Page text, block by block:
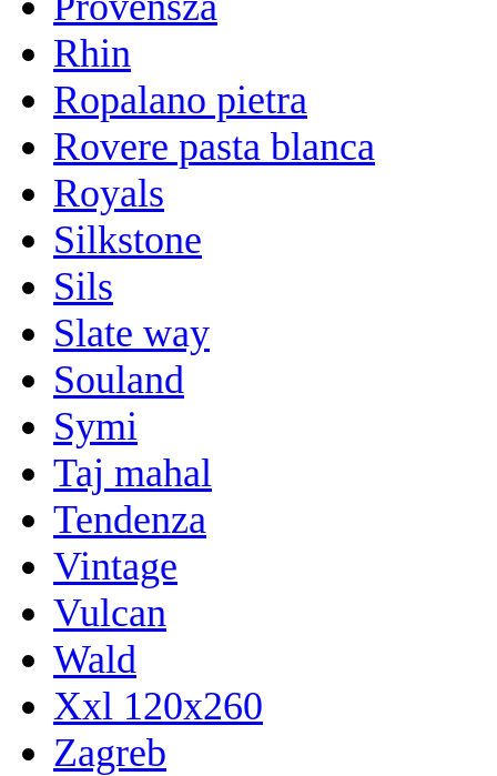
Rhin
Ropalano pietra
Rovere pasta blanca
Royals
Silkstone
Sils
Slate way
Souland
Symi
Taj mahal
Tendenza
Vintage
Vulcan
Wald
Xxl 120x260
Zagreb